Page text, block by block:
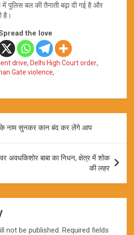
पुलिस बल की तैनाती बढ़ा दी गई है और
है।
the love
drive, Delhi High Court order,
Gate violence,
नाम सुनकर कान बंद कर लेंगे आप
अवधकिशोर बाबा का निधन, क्षेत्र में शोक
की लहर
not be published. Required fields